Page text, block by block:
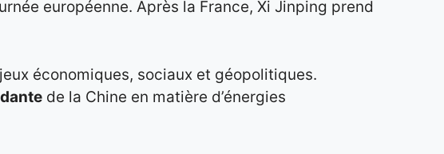
européenne. Après la France, Xi Jinping prend
économiques, sociaux et géopolitiques.
de la Chine en matière d’énergies